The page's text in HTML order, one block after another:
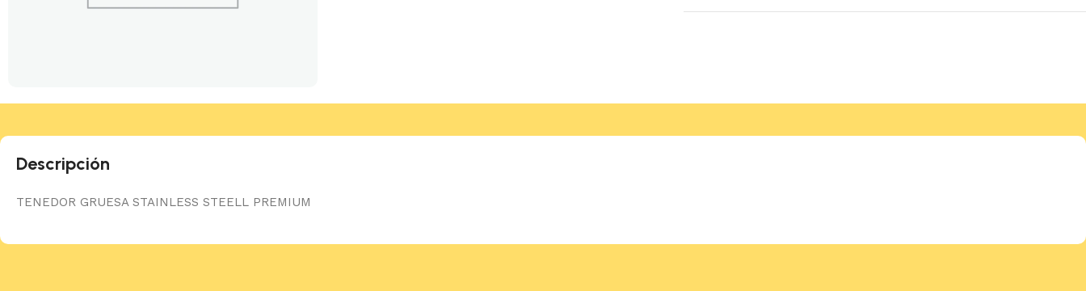
Descripción
TENEDOR GRUESA STAINLESS STEELL PREMIUM